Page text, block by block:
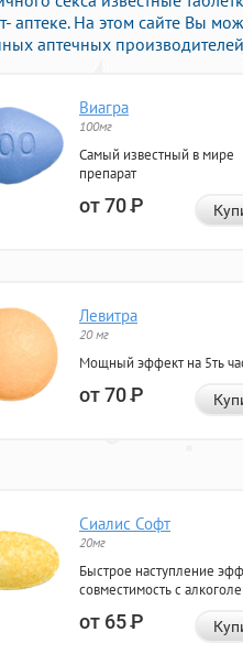
аптеке. На этом сайте Вы
аптечных
Виагра
100мг
Самый известный в мире
препарат
от 70Р
Левитра
20 мг
Мощный эффект на 5ть
от 70Р
Сиалис Софт
20мг
Быстрое наступление
совместимость с
от 65Р